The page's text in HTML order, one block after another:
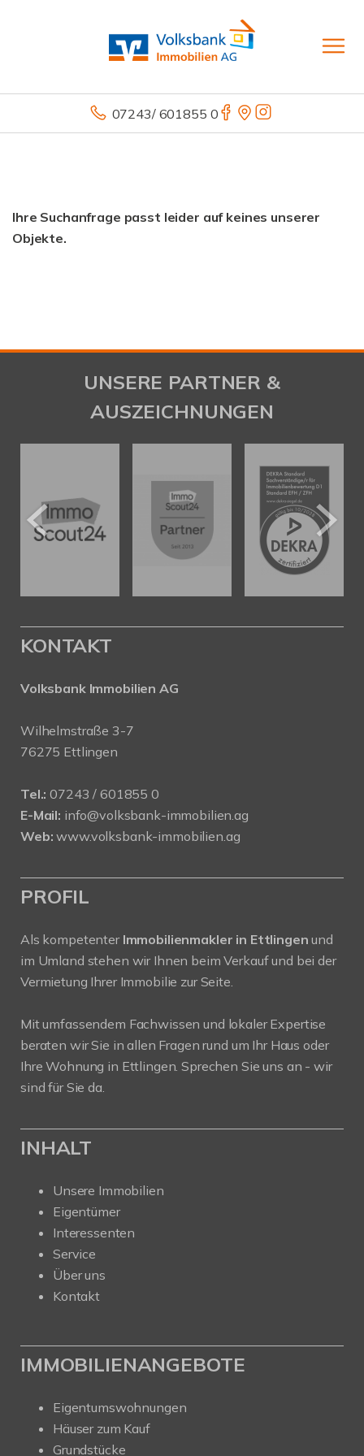
07243/ 601855 0
Ihre Suchanfrage passt leider auf keines unserer
Objekte.
UNSERE PARTNER &
AUSZEICHNUNGEN
KONTAKT
Volksbank Immobilien AG
Wilhelmstraße 3-7
76275 Ettlingen
Tel.: 07243 / 601855 0
E-Mail: info@volksbank-immobilien.ag
Web: www.volksbank-immobilien.ag
PROFIL
Als kompetenter Immobilienmakler in Ettlingen und
im Umland stehen wir Ihnen beim Verkauf und bei der
Vermietung Ihrer Immobilie zur Seite.
Mit umfassendem Fachwissen und lokaler Expertise
beraten wir Sie in allen Fragen rund um Ihr Haus oder
Ihre Wohnung in Ettlingen. Sprechen Sie uns an - wir
sind für Sie da.
INHALT
Unsere Immobilien
Eigentümer
Interessenten
Service
Über uns
Kontakt
IMMOBILIENANGEBOTE
Eigentumswohnungen
Häuser zum Kauf
Grundstücke